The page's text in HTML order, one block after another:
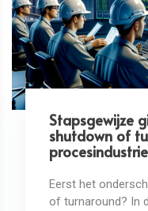
Stapsgewijze
shutdown of
procesindustrie
Eerst het
of turnaround? In